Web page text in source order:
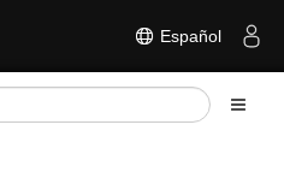
Español